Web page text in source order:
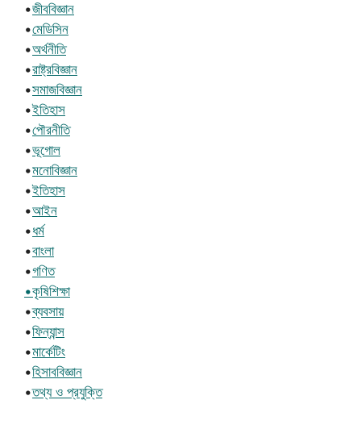
•জীববিজ্ঞান
•মেডিসিন
•অর্থনীতি
•রাষ্ট্রবিজ্ঞান
•সমাজবিজ্ঞান
•ইতিহাস
•পৌরনীতি
•ভূগোল
•মনোবিজ্ঞান
•ইতিহাস
•আইন
•ধর্ম
•বাংলা
•গণিত
•কৃষিশিক্ষা
•ব্যবসায়
•ফিন্যান্স
•মার্কেটিং
•হিসাববিজ্ঞান
•তথ্য ও প্রযুক্তি